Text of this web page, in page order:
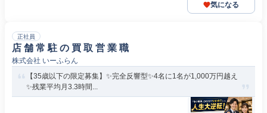
気になる
正社員
店 舗 常 駐 の 買 取 営 業 職
株式会社 いーふらん
【35歳以下の限定募集】✨完全反響型✨4名に1名が1,000万円越え
✨残業平均月3.3時間...